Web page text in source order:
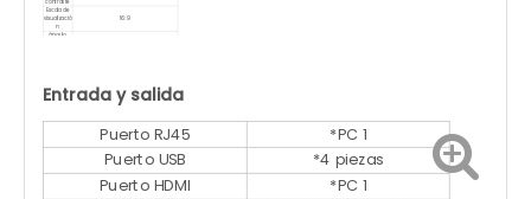
contraste
Escala de
visualizació
n
16: 9
ángulo
Entrada y salida
Puerto RJ45 *PC 1
Puerto USB *4 piezas
Puerto HDMI
*PC 1